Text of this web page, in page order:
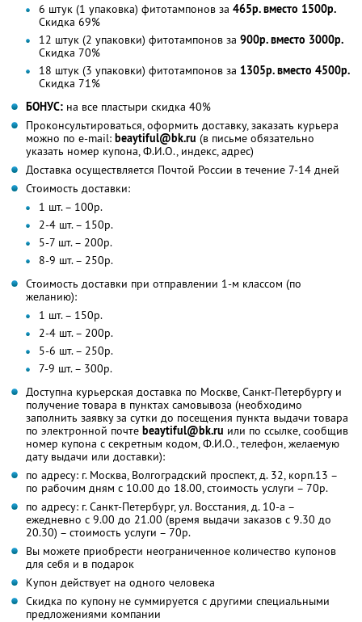
6 штук (1 упаковка) фитотампонов за 465р. вместо 1500р.
Скидка 69%
12 штук (2 упаковки) фитотампонов за 900р. вместо 3000р.
Скидка 70%
18 штук (3 упаковки) фитотампонов за 1305р. вместо 4500р.
Скидка 71%
БОНУС: на все пластыри скидка 40%
Проконсультироваться, оформить доставку, заказать курьера
можно по e-mail: beaytiful@bk.ru (в письме обязательно
указать номер купона, Ф.И.О., индекс, адрес)
Доставка осуществляется Почтой России в течение 7-14 дней
Стоимость доставки:
1 шт. – 100р.
2-4 шт. – 150р.
5-7 шт. – 200р.
8-9 шт. – 250р.
Стоимость доставки при отправлении 1-м классом (по
желанию):
1 шт. – 150р.
2-4 шт. – 200р.
5-6 шт. – 250р.
7-9 шт. – 300р.
Доступна курьерская доставка по Москве, Санкт-Петербургу и
получение товара в пунктах самовывоза (необходимо
заполнить заявку за сутки до посещения пункта выдачи товара
по электронной почте beaytiful@bk.ru или по ссылке, сообщив
номер купона с секретным кодом, Ф.И.О., телефон, желаемую
дату выдачи или доставки):
по адресу: г. Москва, Волгоградский проспект, д. 32, корп.13 –
по рабочим дням с 10.00 до 18.00, стоимость услуги – 70р.
по адресу: г. Санкт-Петербург, ул. Восстания, д. 10-а –
ежедневно с 9.00 до 21.00 (время выдачи заказов с 9.30 до
20.30) – стоимость услуги – 70р.
Вы можете приобрести неограниченное количество купонов
для себя и в подарок
Купон действует на одного человека
Скидка по купону не суммируется с другими специальными
предложениями компании